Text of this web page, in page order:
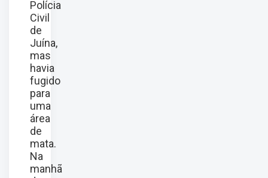
Polícia
Civil
de
Juína,
mas
havia
fugido
para
uma
área
de
mata.
Na
manhã